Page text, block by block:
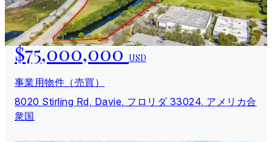
$75,000,000USD
事業用物件（売買）
8020 Stirling Rd, Davie, フロリダ 33024, アメリカ合
衆国